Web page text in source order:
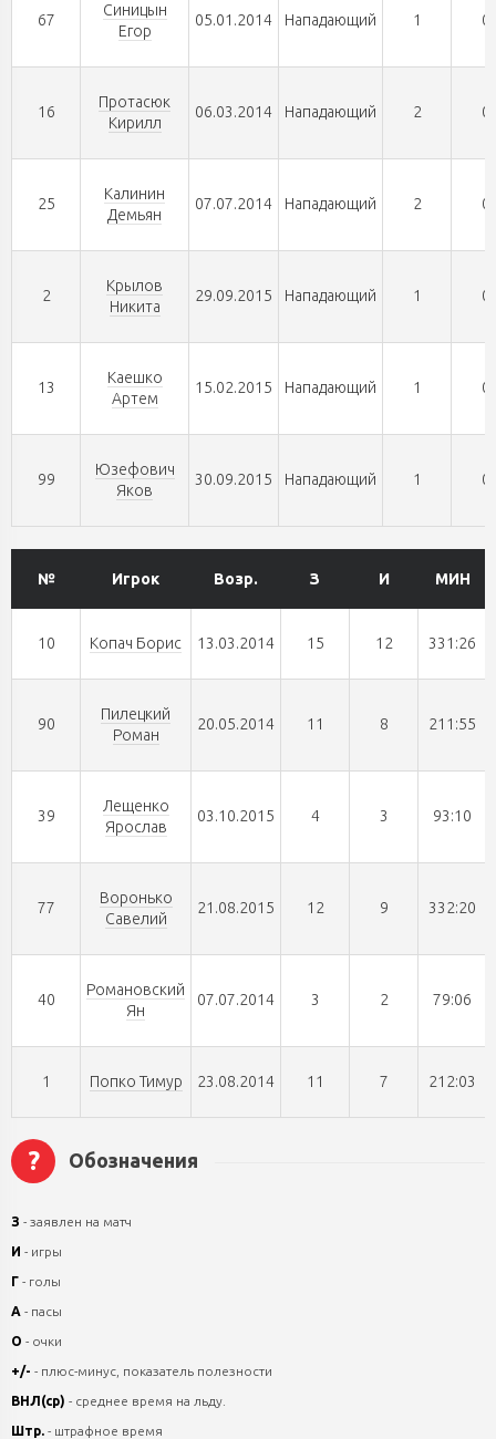
67
Синицын
Егор
05.01.2014 Нападающий 1 0
16
Протасюк
Кирилл
06.03.2014 Нападающий 2 0
25
Калинин
Демьян
07.07.2014 Нападающий 2 0
2
Крылов
Никита
29.09.2015 Нападающий 1 0
13
Каешко
Артем
15.02.2015 Нападающий 1 0
99
Юзефович
Яков
30.09.2015 Нападающий 1 0
№ Игрок Возр. З И МИН
10 Копач Борис 13.03.2014 15 12 331:26
90
Пилецкий
Роман
20.05.2014 11 8 211:55
39
Лещенко
Ярослав
03.10.2015 4 3 93:10
77
Воронько
Савелий
21.08.2015 12 9 332:20
40
Романовский
Ян
07.07.2014 3 2 79:06
1 Попко Тимур 23.08.2014 11 7 212:03
? Обозначения
З - заявлен на матч
И - игры
Г - голы
А - пасы
О - очки
+/- - плюс-минус, показатель полезности
ВНЛ(ср) - среднее время на льду.
Штр. - штрафное время